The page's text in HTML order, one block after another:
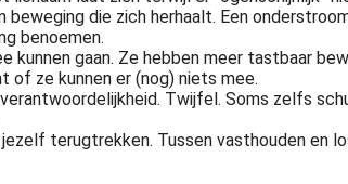
die zich herhaalt. Een
benoemen.
kunnen gaan. Ze hebben meer tastbaar
of ze kunnen er (nog) niets mee.
Twijfel. Soms zelfs
terugtrekken. Tussen vasthouden en